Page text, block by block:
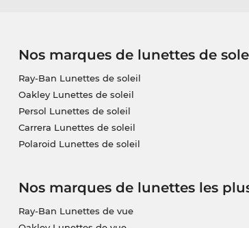
Nos marques de lunettes de
Ray-Ban Lunettes de soleil
Oakley Lunettes de soleil
Persol Lunettes de soleil
Carrera Lunettes de soleil
Polaroid Lunettes de soleil
Nos marques de lunettes les
Ray-Ban Lunettes de vue